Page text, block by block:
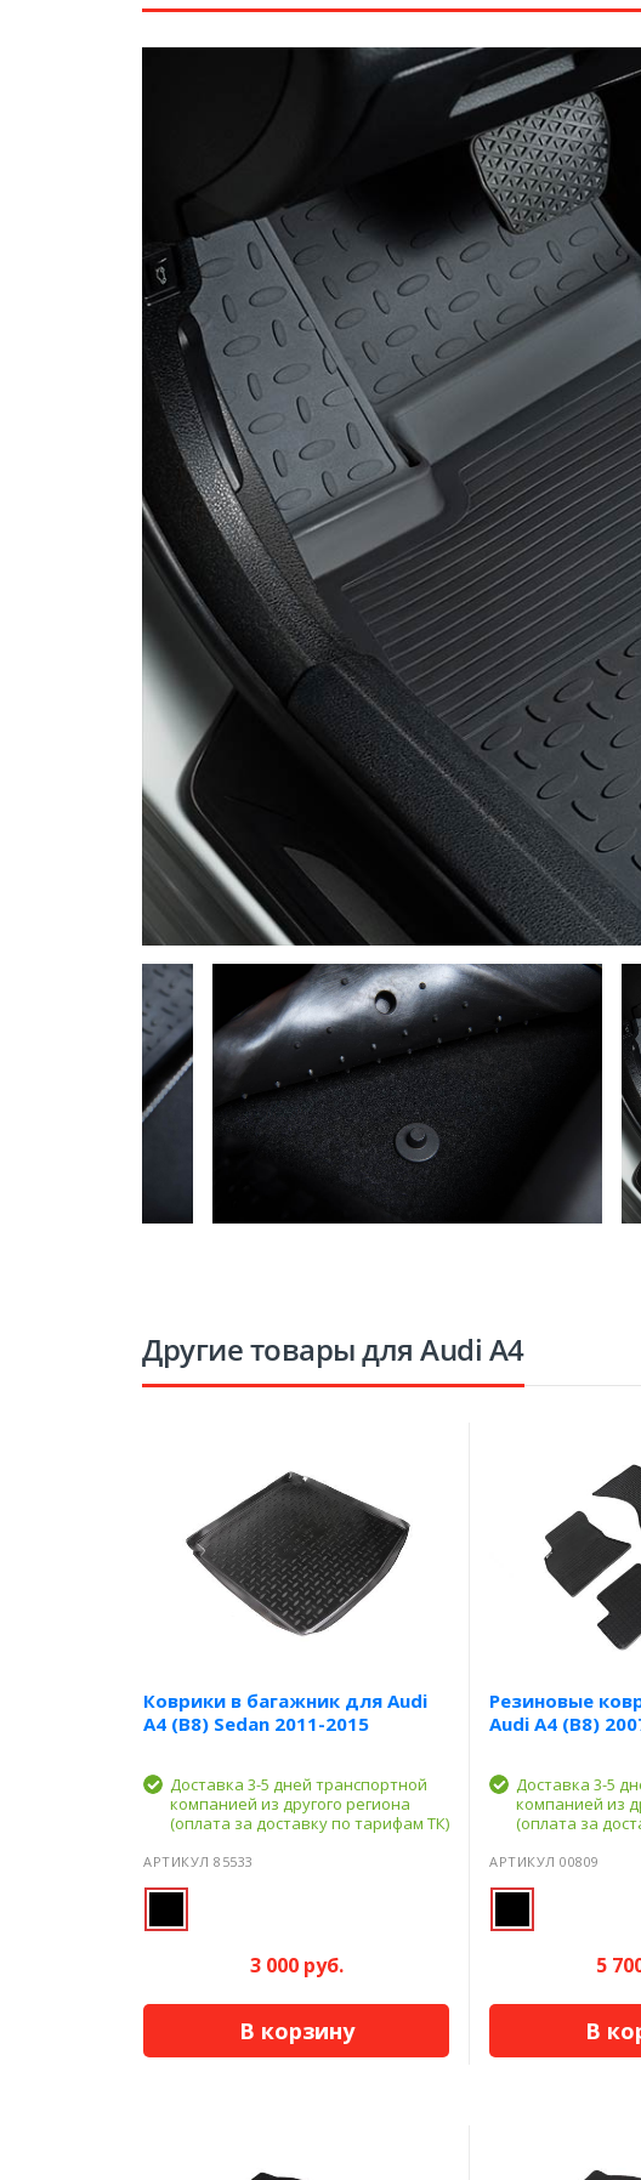
Другие товары для Audi A4
Коврики в багажник для Audi
A4 (B8) Sedan 2011-2015
Доставка 3-5 дней транспортной
компанией из другого региона
(оплата за доставку по тарифам ТК)
АРТИКУЛ 85533
3 000 руб.
В корзину
Резиновые
Audi A4 (B8)
Доставка 3-5
компанией из
(оплата за
АРТИКУЛ 00809
5
В